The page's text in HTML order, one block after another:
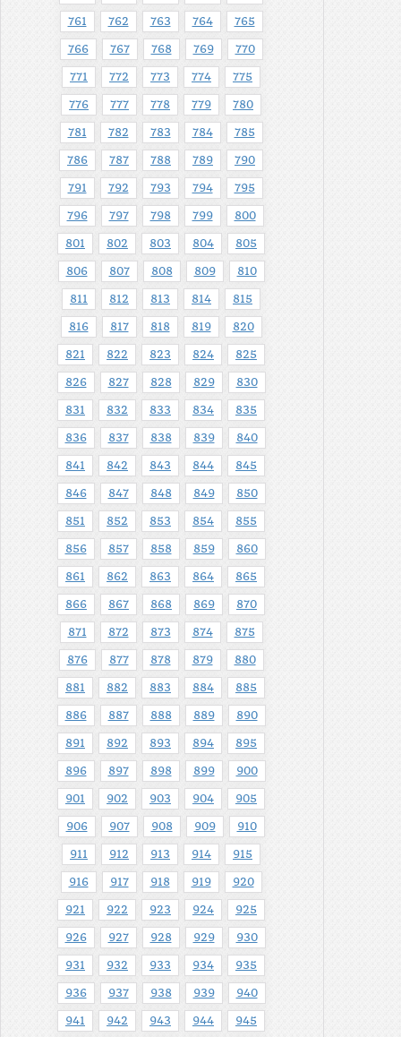
761 762 763 764 765
766 767 768 769 770
771 772 773 774 775
776 777 778 779 780
781 782 783 784 785
786 787 788 789 790
791 792 793 794 795
796 797 798 799 800
801 802 803 804 805
806 807 808 809 810
811 812 813 814 815
816 817 818 819 820
821 822 823 824 825
826 827 828 829 830
831 832 833 834 835
836 837 838 839 840
841 842 843 844 845
846 847 848 849 850
851 852 853 854 855
856 857 858 859 860
861 862 863 864 865
866 867 868 869 870
871 872 873 874 875
876 877 878 879 880
881 882 883 884 885
886 887 888 889 890
891 892 893 894 895
896 897 898 899 900
901 902 903 904 905
906 907 908 909 910
911 912 913 914 915
916 917 918 919 920
921 922 923 924 925
926 927 928 929 930
931 932 933 934 935
936 937 938 939 940
941 942 943 944 945